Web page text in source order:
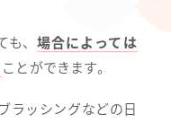
、 場合によっては
ことができます。
ラッシングなどの日